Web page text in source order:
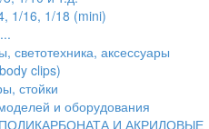
1/16, 1/18 (mini)
светотехника, аксессуары
clips)
стойки
и оборудования
И АКРИЛОВЫЕ